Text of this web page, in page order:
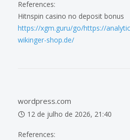
References:
Hitnspin casino no deposit bonus
https://xgm.guru/go/https://
wikinger-shop.de/
wordpress.com
12 de julho de 2026, 21:40
References: